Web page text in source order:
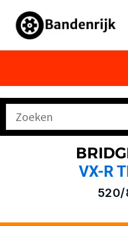
naar
VX-R
520/